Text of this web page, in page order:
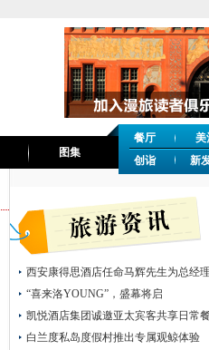
餐厅 美
创诣
新
图集
西安康得思酒店任命马辉先生为总经理
“喜来洛YOUNG”，盛幕将启
凯悦酒店集团诚邀亚太宾客共享日常
白兰度私岛度假村推出专属观鲸体验